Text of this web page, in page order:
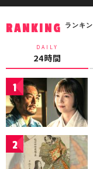
RANKING ランキ
DAILY
24時間
1
2